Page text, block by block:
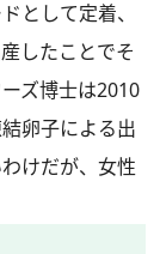
として定着、
したことでそ
ズ博士は2010
卵子による出
けだが、女性